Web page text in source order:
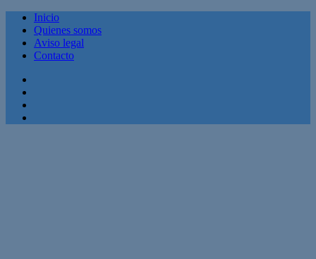
Inicio
Quienes somos
Aviso legal
Contacto